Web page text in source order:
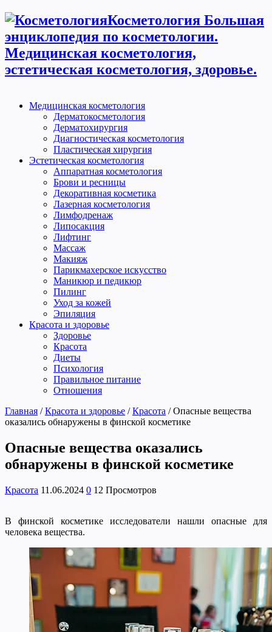
Косметология Большая
энциклопедия по косметологии.
Медицинская косметология,
эстетическая косметология, здоровье.
Медицинская косметология
Дерматокосметология
Дерматохирургия
Диагностическая косметология
Пластическая хирургия
Эстетическая косметология
Аппаратная косметология
Брови и ресницы
Декоративная косметика
Лазерная косметология
Лимфодренаж
Липосакция
Лифтинг
Массаж
Макияж
Парикмахерское искусство
Маникюр и педикюр
Пилинг
Уход за кожей
Эпиляция
Красота и здоровье
Здоровье
Красота
Диеты
Психология
Правильное питание
Отношения
Главная / Красота и здоровье / Красота / Опасные вещества
оказались обнаружены в финской косметике
Опасные вещества оказались
обнаружены в финской косметике
Красота 11.06.2024 0 12 Просмотров
В финской косметике исследователи нашли опасные для
человека вещества.